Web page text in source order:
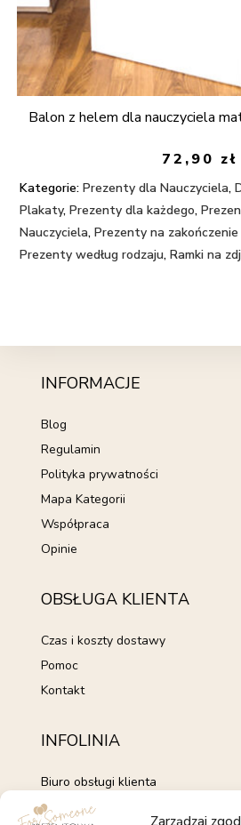
Zarządzaj
Balon z helem dla nauczyciela
72,90 zł
Kategorie: Prezenty dla Nauczyciela,
Plakaty,Prezenty dla każdego,
Nauczyciela,Prezenty na
Prezenty według rodzaju,Ramki na
INFORMACJE
Blog
Regulamin
Polityka prywatności
Mapa Kategorii
Współpraca
Opinie
OBSŁUGA KLIENTA
Czas i koszty dostawy
Pomoc
Kontakt
INFOLINIA
Biuro obsługi klienta
+48 735 843 843